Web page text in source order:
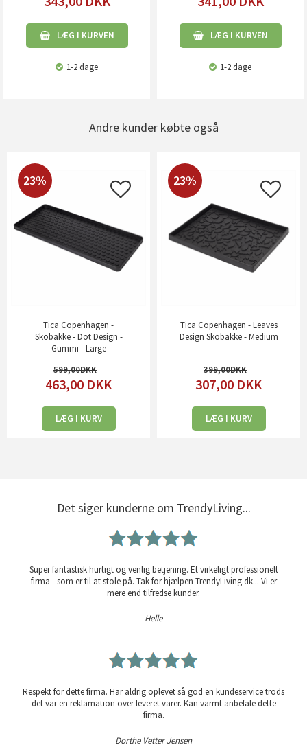
LÆG I KURVEN
1-2 dage
LÆG I KURVEN
1-2 dage
Andre kunder købte også
23%
Tica Copenhagen -
Skobakke - Dot Design -
Gummi - Large
599,00
463,00 DKK
LÆG I KURV
23%
Tica Copenhagen - Leaves
Design Skobakke - Medium
399,00
307,00 DKK
LÆG I KURV
Det siger kunderne om TrendyLiving...
Super fantastisk hurtigt og venlig betjening. Et virkeligt professionelt
firma - som er til at stole på. Tak for hjælpen TrendyLiving.dk... Vi er
mere end tilfredse kunder.
Helle
Respekt for dette firma. Har aldrig oplevet så god en kundeservice trods
det var en reklamation over leveret varer. Kan varmt anbefale dette
firma.
Dorthe Vetter Jensen